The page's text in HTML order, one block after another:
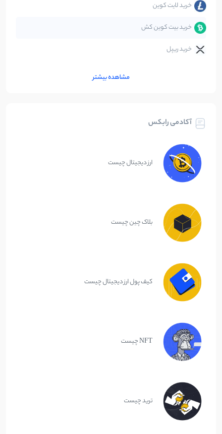
خرید لایت کوین
خرید بیت کوین کش
خرید ریپل
مشاهده بیشتر
آکادمی رابکس
ارز دیجیتال چیست
بلاک چین چیست
کیف پول ارز دیجیتال چیست
NFT چیست
ترید چیست